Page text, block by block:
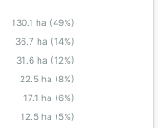
130.1 ha (49%)
36.7 ha (14%)
31.6 ha (12%)
22.5 ha (8%)
17.1 ha (6%)
12.5 ha (5%)